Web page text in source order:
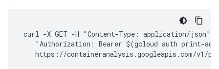
curl -X GET -H "Content-Type: application/json"
"Authorization: Bearer $(gcloud auth print-
https://containeranalysis.googleapis.com/v1/